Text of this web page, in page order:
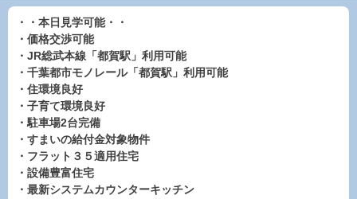
・・本日見学可能・・
・価格交渉可能
・JR総武本線「都賀駅」利用可能
・千葉都市モノレール「都賀駅」利用可能
・住環境良好
・子育て環境良好
・駐車場2台完備
・すまいの給付金対象物件
・フラット３５適用住宅
・設備豊富住宅
・最新システムカウンターキッチン